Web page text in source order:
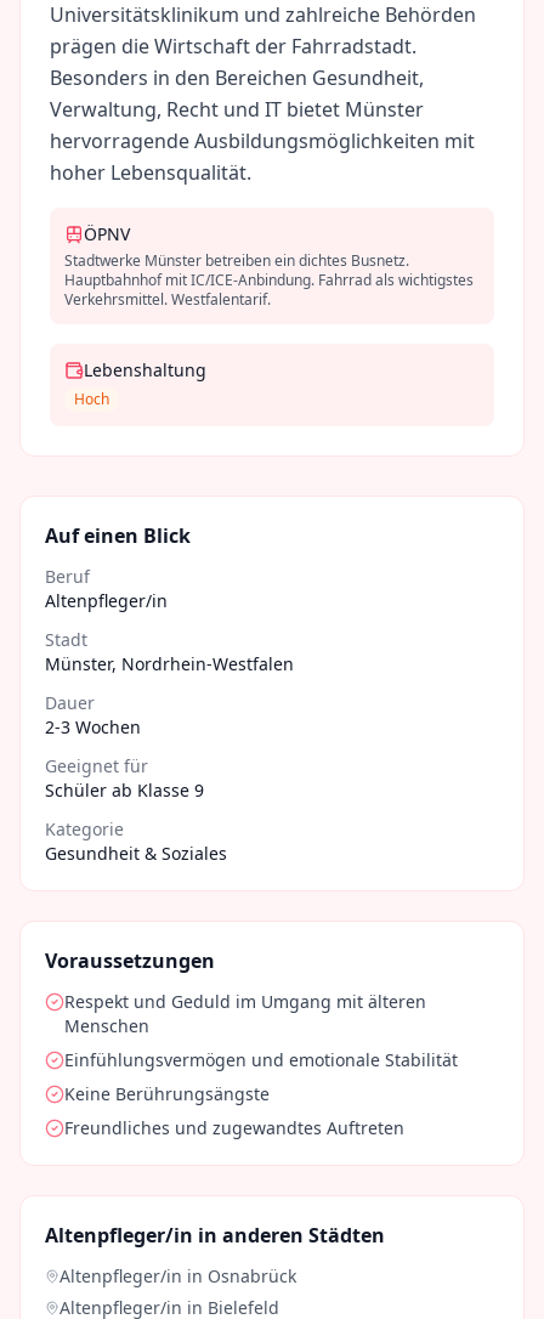
Universitätsklinikum und zahlreiche Behörden
prägen die Wirtschaft der Fahrradstadt.
Besonders in den Bereichen Gesundheit,
Verwaltung, Recht und IT bietet Münster
hervorragende Ausbildungsmöglichkeiten mit
hoher Lebensqualität.
ÖPNV
Stadtwerke Münster betreiben ein dichtes Busnetz.
Hauptbahnhof mit IC/ICE-Anbindung. Fahrrad als wichtigstes
Verkehrsmittel. Westfalentarif.
Lebenshaltung
Hoch
Auf einen Blick
Beruf
Altenpfleger/in
Stadt
Münster, Nordrhein-Westfalen
Dauer
2-3 Wochen
Geeignet für
Schüler ab Klasse 9
Kategorie
Gesundheit & Soziales
Voraussetzungen
Respekt und Geduld im Umgang mit älteren
Menschen
Einfühlungsvermögen und emotionale Stabilität
Keine Berührungsängste
Freundliches und zugewandtes Auftreten
Altenpfleger/in in anderen Städten
Altenpfleger/in in Osnabrück
Altenpfleger/in in Bielefeld